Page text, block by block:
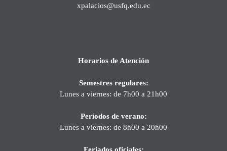
xpalacios@usfq.edu.ec
Horarios de Atención
Semestres regulares:
Lunes a viernes: de 7h00 a 21h00
Períodos de verano:
Lunes a viernes: de 8h00 a 20h00
Feriados oficiales: